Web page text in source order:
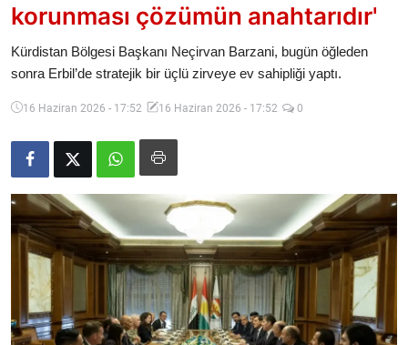
Güncel
Analiz
Makaleler
Galeri
Video
Yazarlar
Arşiv
İletişim
korunması çözümün anahtarıdır'
Kürdistan Bölgesi Başkanı Neçirvan Barzani, bugün öğleden
sonra Erbil’de stratejik bir üçlü zirveye ev sahipliği yaptı.
16 Haziran 2026 - 17:52 16 Haziran 2026 - 17:52 0